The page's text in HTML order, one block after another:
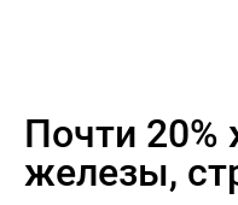
Почти
железы,